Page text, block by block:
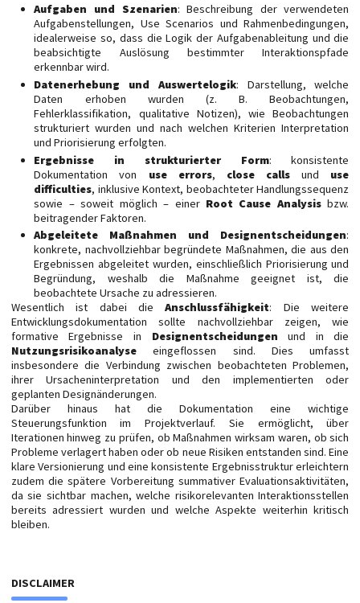
Aufgaben und Szenarien: Beschreibung der verwendeten
Aufgabenstellungen, Use Scenarios und Rahmenbedingungen,
idealerweise so, dass die Logik der Aufgabenableitung und die
beabsichtigte Auslösung bestimmter Interaktionspfade
erkennbar wird.
Datenerhebung und Auswertelogik: Darstellung, welche
Daten erhoben wurden (z. B. Beobachtungen,
Fehlerklassifikation, qualitative Notizen), wie Beobachtungen
strukturiert wurden und nach welchen Kriterien Interpretation
und Priorisierung erfolgten.
Ergebnisse in strukturierter Form: konsistente
Dokumentation von use errors, close calls und use
difficulties, inklusive Kontext, beobachteter Handlungssequenz
sowie – soweit möglich – einer Root Cause Analysisbzw.
beitragender Faktoren.
Abgeleitete Maßnahmen und Designentscheidungen:
konkrete, nachvollziehbar begründete Maßnahmen, die aus den
Ergebnissen abgeleitet wurden, einschließlich Priorisierung und
Begründung, weshalb die Maßnahme geeignet ist, die
beobachtete Ursache zu adressieren.
Wesentlich ist dabei dieAnschlussfähigkeit: Die weitere
Entwicklungsdokumentation sollte nachvollziehbar zeigen, wie
formative Ergebnisse in Designentscheidungen und in die
Nutzungsrisikoanalyseeingeflossen sind. Dies umfasst
insbesondere die Verbindung zwischen beobachteten Problemen,
ihrer Ursacheninterpretation und den implementierten oder
geplanten Designänderungen.
Darüber hinaus hat die Dokumentation eine wichtige
Steuerungsfunktion im Projektverlauf. Sie ermöglicht, über
Iterationen hinweg zu prüfen, ob Maßnahmen wirksam waren, ob sich
Probleme verlagert haben oder ob neue Risiken entstanden sind. Eine
klare Versionierung und eine konsistente Ergebnisstruktur erleichtern
zudem die spätere Vorbereitung summativer Evaluationsaktivitäten,
da sie sichtbar machen, welche risikorelevanten Interaktionsstellen
bereits adressiert wurden und welche Aspekte weiterhin kritisch
bleiben.
DISCLAIMER